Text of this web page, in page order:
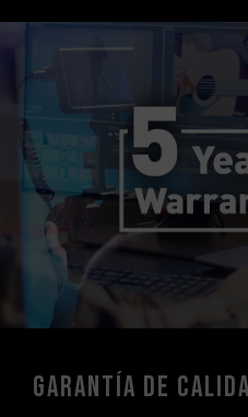
Garantía de